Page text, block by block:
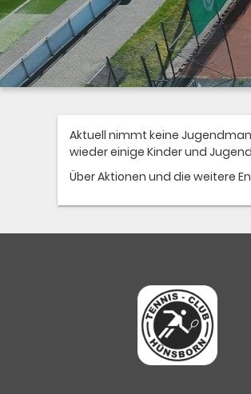
Aktuell nimmt keine
wieder einige Kinder und
Über Aktionen und die weitere